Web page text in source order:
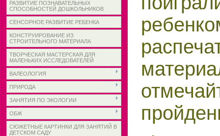
РАЗВИТИЕ ПОЗНАВАТЕЛЬНЫХ
СПОСОБНОСТЕЙ ДОШКОЛЬНИКОВ
СЕНСОРНОЕ РАЗВИТИЕ РЕБЕНКА
КОНСТРУИРОВАНИЕ ИЗ
СТРОИТЕЛЬНОГО МАТЕРИАЛА
ТВОРЧЕСКАЯ МАСТЕРСКАЯ ДЛЯ
МАЛЕНЬКИХ ИССЛЕДОВАТЕЛЕЙ
ВАЛЕОЛОГИЯ
ПРИРОДА
ЗАНЯТИЯ ПО ЭКОЛОГИИ
ОБЖ
СЮЖЕТНЫЕ КАРТИНКИ ДЛЯ ЗАНЯТИЙ В
ДЕТСКОМ САДУ